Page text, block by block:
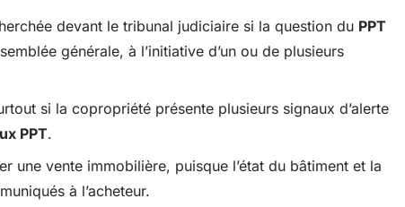
devant le tribunal judiciaire si la question du PPT
générale, à l’initiative d’un ou de plusieurs
si la copropriété présente plusieurs signaux d’alerte
PPT.
une vente immobilière, puisque l’état du bâtiment et la
à l’acheteur.